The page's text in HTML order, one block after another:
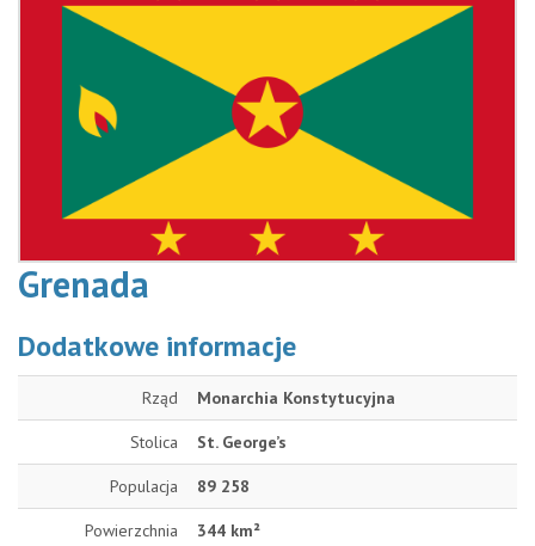
Grenada
Dodatkowe informacje
Rząd Monarchia Konstytucyjna
Stolica St. George’s
Populacja 89 258
Powierzchnia 344 km²